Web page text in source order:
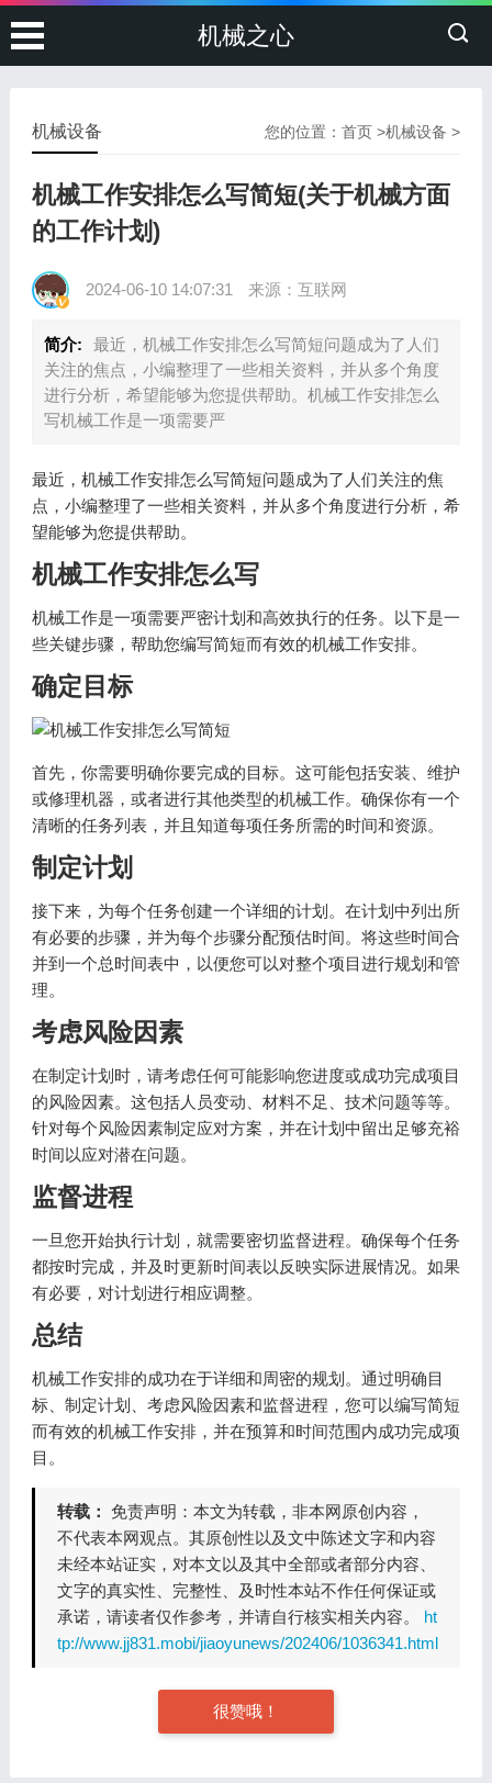
机械之心
您的位置：首页 >机械设备 >
机械设备
机械工作安排怎么写简短(关于机械方面
的工作计划)
2024-06-10 14:07:31 来源：互联网
简介:
最近，机械工作安排怎么写简短问题成为了人们
关注的焦点，小编整理了一些相关资料，并从多个角度
进行分析，希望能够为您提供帮助。机械工作安排怎么
写机械工作是一项需要严
最近，机械工作安排怎么写简短问题成为了人们关注的焦
点，小编整理了一些相关资料，并从多个角度进行分析，希
望能够为您提供帮助。
机械工作安排怎么写
机械工作是一项需要严密计划和高效执行的任务。以下是一
些关键步骤，帮助您编写简短而有效的机械工作安排。
确定目标
首先，你需要明确你要完成的目标。这可能包括安装、维护
或修理机器，或者进行其他类型的机械工作。确保你有一个
清晰的任务列表，并且知道每项任务所需的时间和资源。
制定计划
接下来，为每个任务创建一个详细的计划。在计划中列出所
有必要的步骤，并为每个步骤分配预估时间。将这些时间合
并到一个总时间表中，以便您可以对整个项目进行规划和管
理。
考虑风险因素
在制定计划时，请考虑任何可能影响您进度或成功完成项目
的风险因素。这包括人员变动、材料不足、技术问题等等。
针对每个风险因素制定应对方案，并在计划中留出足够充裕
时间以应对潜在问题。
监督进程
一旦您开始执行计划，就需要密切监督进程。确保每个任务
都按时完成，并及时更新时间表以反映实际进展情况。如果
有必要，对计划进行相应调整。
总结
机械工作安排的成功在于详细和周密的规划。通过明确目
标、制定计划、考虑风险因素和监督进程，您可以编写简短
而有效的机械工作安排，并在预算和时间范围内成功完成项
目。
转载： 免责声明：本文为转载，非本网原创内容，
不代表本网观点。其原创性以及文中陈述文字和内容
未经本站证实，对本文以及其中全部或者部分内容、
文字的真实性、完整性、及时性本站不作任何保证或
承诺，请读者仅作参考，并请自行核实相关内容。 ht
tp://www.jj831.mobi/jiaoyunews/202406/1036341.html
很赞哦！